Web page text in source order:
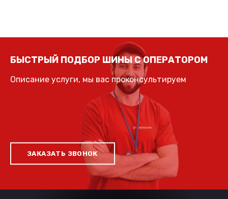
БЫСТРЫЙ ПОДБОР ШИНЫ С ОПЕРАТОРОМ
Описание услуги, мы вас проконсультируем
ЗАКАЗАТЬ ЗВОНОК